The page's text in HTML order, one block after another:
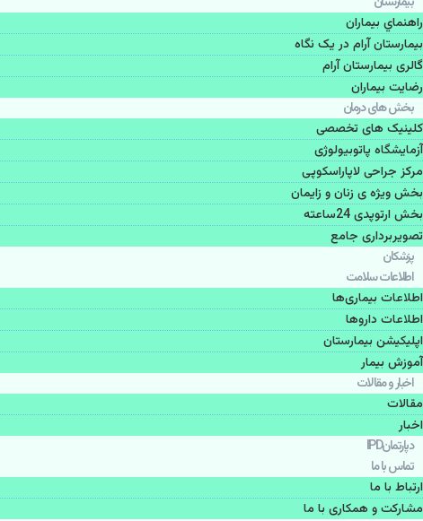
راهنماي بیماران
بیمارستان آرام در یک نگاه
گالری بیمارستان آرام
رضایت بیماران
بخش های درمان
کلینیک های تخصصی
آزمایشگاه پاتوبیولوژی
مرکز جراحی لاپاراسکوپی
بخش ویژه ی زنان و زایمان
بخش ارتوپدی 24ساعته
تصویربرداری جامع
پزشكان
اطلاعات سلامت
اطلاعات بیماری‌ها
اطلاعات دارو‌ها
اپليكيشن بيمارستان
آموزش بیمار
اخبار و مقالات
مقالات
اخبار
دپارتمانIPD
تماس با ما
ارتباط با ما
مشاركت و همكاری با ما